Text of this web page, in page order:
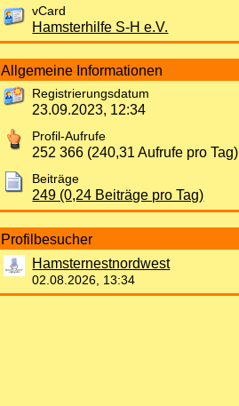
vCard
Hamsterhilfe S-H e.V.
Allgemeine Informationen
Registrierungsdatum
23.09.2023, 12:34
Profil-Aufrufe
252 366 (240,31 Aufrufe pro Tag)
Beiträge
249 (0,24 Beiträge pro Tag)
Profilbesucher
Hamsternestnordwest
02.08.2026, 13:34